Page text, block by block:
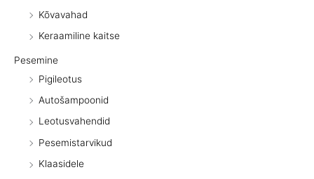
Kõvavahad
Keraamiline kaitse
Pesemine
Pigileotus
Autošampoonid
Leotusvahendid
Pesemistarvikud
Klaasidele